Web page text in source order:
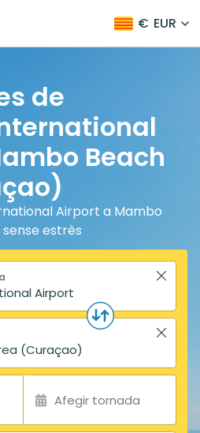
€ EUR
de
Beach
Airport a Mambo
estrès
Afegir tornada